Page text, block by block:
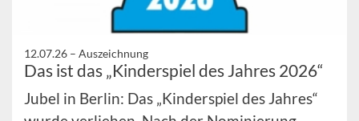
12.07.26 – Auszeichnung
Das ist das „Kinderspiel des Jahres 2026“
Jubel in Berlin: Das „Kinderspiel des Jahres“